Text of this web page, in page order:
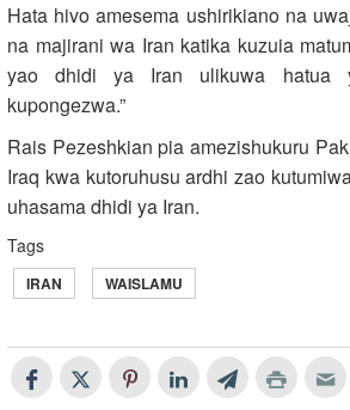
Hata hivo amesema ushirikiano na
na majirani wa Iran katika kuzuia
yao dhidi ya Iran ulikuwa hatua
kupongezwa.”
Rais Pezeshkian pia amezishukuru
Iraq kwa kutoruhusu ardhi zao
uhasama dhidi ya Iran.
Tags
IRAN WAISLAMU